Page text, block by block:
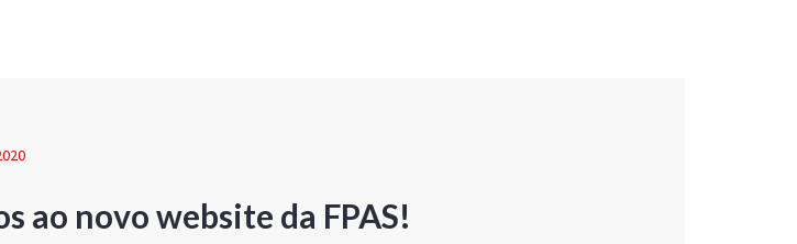
ao novo website da FPAS!